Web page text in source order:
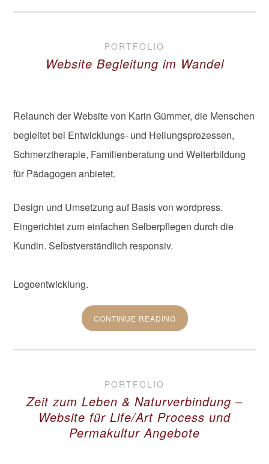
PORTFOLIO
Website Begleitung im Wandel
Relaunch der Website von Karin Gümmer, die Menschen
begleitet bei Entwicklungs- und Heilungsprozessen,
Schmerztherapie, Familienberatung und Weiterbildung
für Pädagogen anbietet.
Design und Umsetzung auf Basis von wordpress.
Eingerichtet zum einfachen Selberpflegen durch die
Kundin. Selbstverständlich responsiv.
Logoentwicklung.
CONTINUE READING
PORTFOLIO
Zeit zum Leben & Naturverbindung –
Website für Life/Art Process und
Permakultur Angebote